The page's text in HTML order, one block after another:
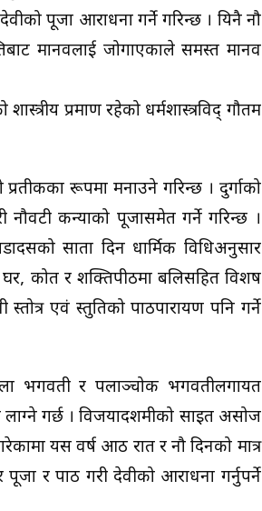
देवीको पूजा आराधना गर्ने गरिन्छ । यिनै नौ
मानवलाई जोगाएकाले समस्त मानव
प्रमाण रहेको धर्मशास्त्रविद् गौतम
रूपमा मनाउने गरिन्छ । दुर्गाको
नौवटी कन्याको पूजासमेत गर्ने गरिन्छ ।
सातौँ दिन धार्मिक विधिअनुसार
घर, कोत र शक्तिपीठमा बलिसहित विशष
एवं स्तुतिको पाठपारायण पनि गर्ने
भगवती र पलाञ्चोक भगवतीलगायत
गर्छ । विजयादशमीको साइत असोज
यस वर्ष आठ रात र नौ दिनको मात्र
र पाठ गरी देवीको आराधना गर्नुपर्ने